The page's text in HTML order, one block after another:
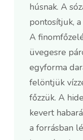
húsnak. A
pontosítjuk,
A
üvegesre
egyforma
felöntjük
főzzük. A
kevert
a forrásban